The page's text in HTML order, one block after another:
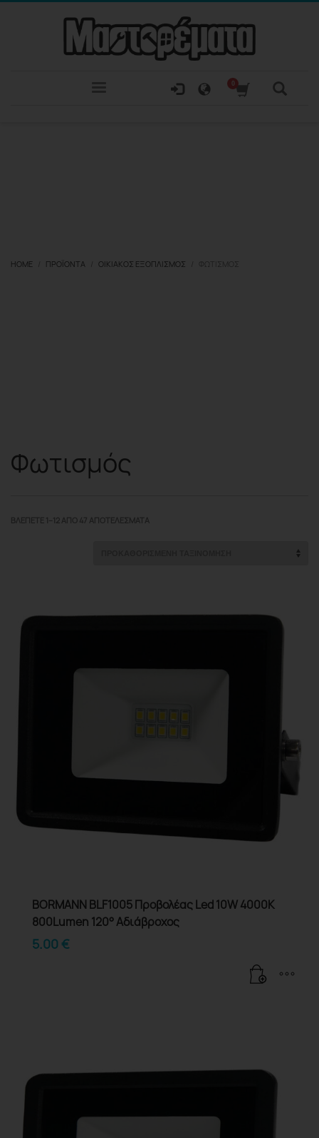
HOME ΠΡΟΪΌΝΤΑ ΟΙΚΙΑΚΌΣ ΕΞΟΠΛΙΣΜΌΣ ΦΩΤΙΣΜΌΣ
Φωτισμός
ΒΛΈΠΕΤΕ 1–12 ΑΠΌ 47 ΑΠΟΤΕΛΈΣΜΑΤΑ
BORMANN BLF1005 Προβολέας Led 10W 4000K
800Lumen 120° Αδιάβροχος
5.00€